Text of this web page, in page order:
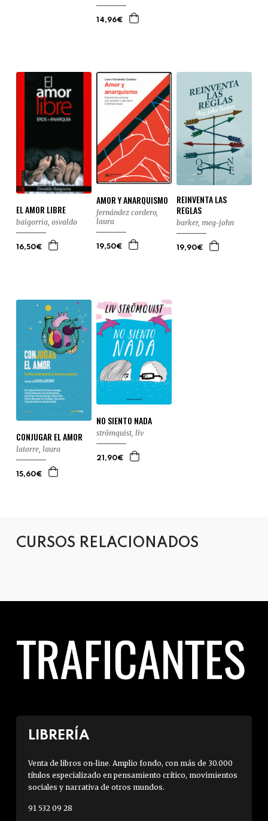
14,96€
EL AMOR LIBRE
baigorria, osvaldo
16,50€
AMOR Y ANARQUISMO
fernández cordero,
laura
19,50€
REINVENTA LAS
REGLAS
barker, meg-john
19,90€
CONJUGAR EL AMOR
latorre, laura
15,60€
NO SIENTO NADA
strömquist, liv
21,90€
CURSOS RELACIONADOS
LIBRERÍA
Venta de libros on-line. Amplio fondo, con más de 30.000
títulos especializado en pensamiento crítico, movimientos
sociales y narrativa de otros mundos.
91 532 09 28